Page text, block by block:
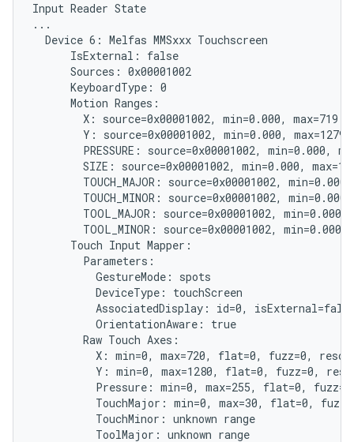
Input Reader State
...
  Device 6: Melfas MMSxxx Touchscreen
      IsExternal: false
      Sources: 0x00001002
      KeyboardType: 0
      Motion Ranges:
X: source=0x00001002, min=0.000,
Y: source=0x00001002, min=0.000,
PRESSURE: source=0x00001002, min=0.000,
SIZE: source=0x00001002, min=0.000,
TOUCH_MAJOR: source=0x00001002,
TOUCH_MINOR: source=0x00001002,
TOOL_MAJOR: source=0x00001002, min=0.000,
TOOL_MINOR: source=0x00001002, min=0.000,
      Touch Input Mapper:
        Parameters:
          GestureMode: spots
          DeviceType: touchScreen
AssociatedDisplay: id=0,
          OrientationAware: true
        Raw Touch Axes:
X: min=0, max=720, flat=0, fuzz=0,
Y: min=0, max=1280, flat=0, fuzz=0,
Pressure: min=0, max=255, flat=0,
TouchMajor: min=0, max=30, flat=0,
          TouchMinor: unknown range
          ToolMajor: unknown range